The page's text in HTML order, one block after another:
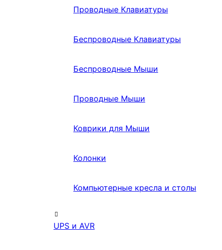
Проводные Клавиатуры
Беспроводные Клавиатуры
Беспроводные Мыши
Проводные Мыши
Коврики для Мыши
Колонки
Компьютерные кресла и столы
UPS и AVR